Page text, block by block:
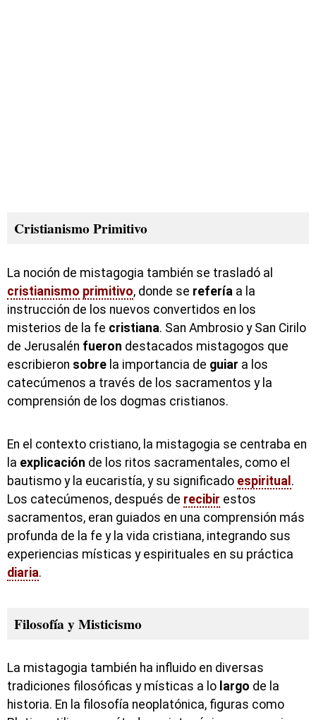
Cristianismo Primitivo
La noción de mistagogia también se trasladó al
cristianismo primitivo, donde se refería a la
instrucción de los nuevos convertidos en los
misterios de la fe cristiana. San Ambrosio y San Cirilo
de Jerusalén fueron destacados mistagogos que
escribieron sobre la importancia de guiar a los
catecúmenos a través de los sacramentos y la
comprensión de los dogmas cristianos.
En el contexto cristiano, la mistagogia se centraba en
la explicación de los ritos sacramentales, como el
bautismo y la eucaristía, y su significado espiritual .
Los catecúmenos, después de recibir estos
sacramentos, eran guiados en una comprensión más
profunda de la fe y la vida cristiana, integrando sus
experiencias místicas y espirituales en su práctica
diaria.
Filosofía y Misticismo
La mistagogia también ha influido en diversas
tradiciones filosóficas y místicas a lo largo de la
historia. En la filosofía neoplatónica, figuras como